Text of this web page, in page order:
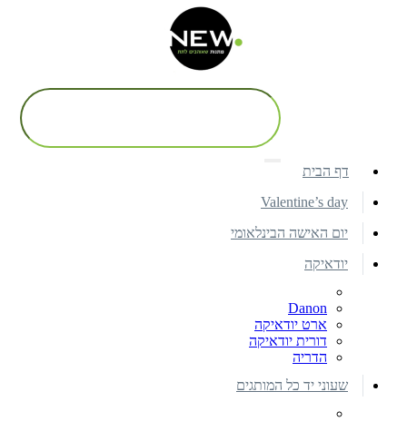
דף הבית
Valentine’s day
יום האישה הבינלאומי
יודאיקה
Danon
ארט יודאיקה
דורית יודאיקה
הדריה
שעוני יד כל המותגים